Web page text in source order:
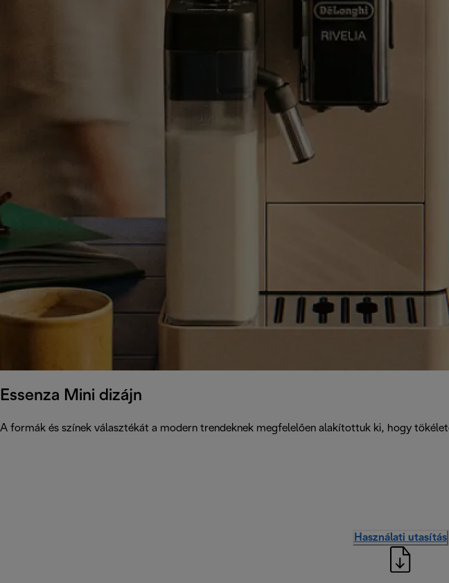
Essenza Mini dizájn
A formák és színek választékát a modern trendeknek megfelelően alakítottuk ki, hogy
Használati utasítás